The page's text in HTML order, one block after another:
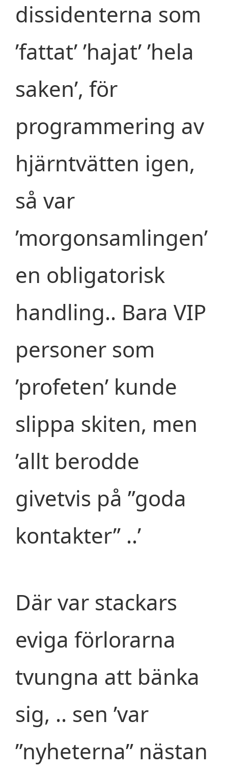
dissidenterna som
’fattat’ ’hajat’ ’hela
saken’, för
programmering av
hjärntvätten igen,
så var
’morgonsamlingen’
en obligatorisk
handling.. Bara VIP
personer som
’profeten’ kunde
slippa skiten, men
’allt berodde
givetvis på ”goda
kontakter” ..’
Där var stackars
eviga förlorarna
tvungna att bänka
sig, .. sen ’var
”nyheterna” nästan